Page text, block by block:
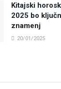
Kitajski
2025 bo
znamenj
20/01/2025